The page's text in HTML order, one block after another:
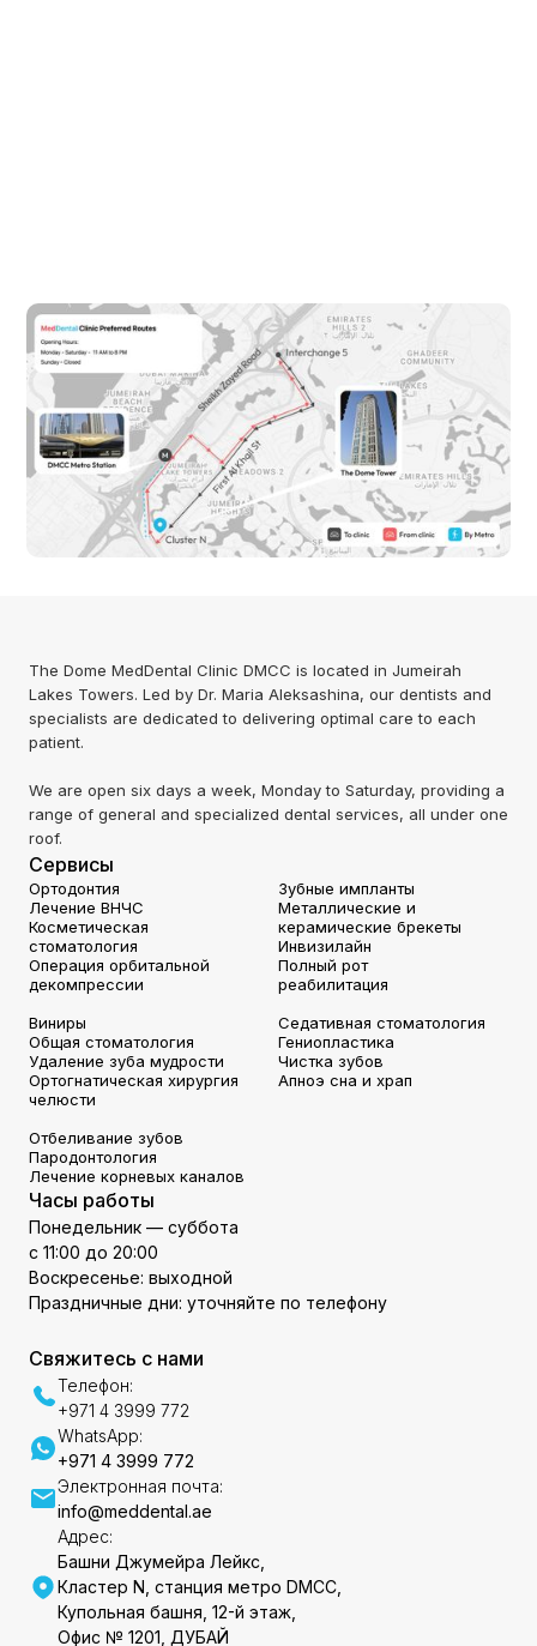
The Dome MedDental Clinic DMCC is located in Jumeirah
Lakes Towers. Led by Dr. Maria Aleksashina, our dentists and
specialists are dedicated to delivering optimal care to each
patient.
We are open six days a week, Monday to Saturday, providing a
range of general and specialized dental services, all under one
roof.
Сервисы
Ортодонтия
Лечение ВНЧС
Косметическая
стоматология
Операция орбитальной
декомпрессии
Зубные импланты
Металлические и
керамические брекеты
Инвизилайн
Полный рот
реабилитация
Виниры
Общая стоматология
Удаление зуба мудрости
Ортогнатическая хирургия
челюсти
Седативная стоматология
Гениопластика
Чистка зубов
Апноэ сна и храп
Отбеливание зубов
Пародонтология
Лечение корневых каналов
Часы работы
Понедельник — суббота
с 11:00 до 20:00
Воскресенье: выходной
Праздничные дни: уточняйте по телефону
Свяжитесь с нами
Телефон:
+971 4 3999 772
WhatsApp:
+971 4 3999 772
Электронная почта:
info@meddental.ae
Адрес:
Башни Джумейра Лейкс,
Кластер N, станция метро DMCC,
Купольная башня, 12-й этаж,
Офис № 1201, ДУБАЙ